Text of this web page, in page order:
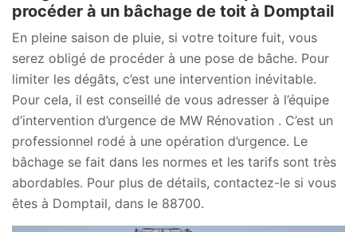
procéder à un bâchage de toit à Domptail
En pleine saison de pluie, si votre toiture fuit, vous
serez obligé de procéder à une pose de bâche. Pour
limiter les dégâts, c’est une intervention inévitable.
Pour cela, il est conseillé de vous adresser à l’équipe
d’intervention d’urgence de MW Rénovation . C’est un
professionnel rodé à une opération d’urgence. Le
bâchage se fait dans les normes et les tarifs sont très
abordables. Pour plus de détails, contactez-le si vous
êtes à Domptail, dans le 88700.